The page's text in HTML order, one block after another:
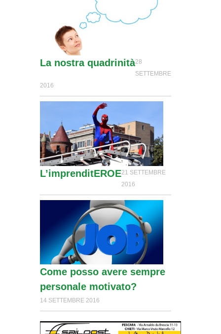
La nostra quadrinità28
SETTEMBRE
2016
L’imprenditEROE21 SETTEMBRE
2016
Come posso avere sempre
personale motivato?
14 SETTEMBRE 2016